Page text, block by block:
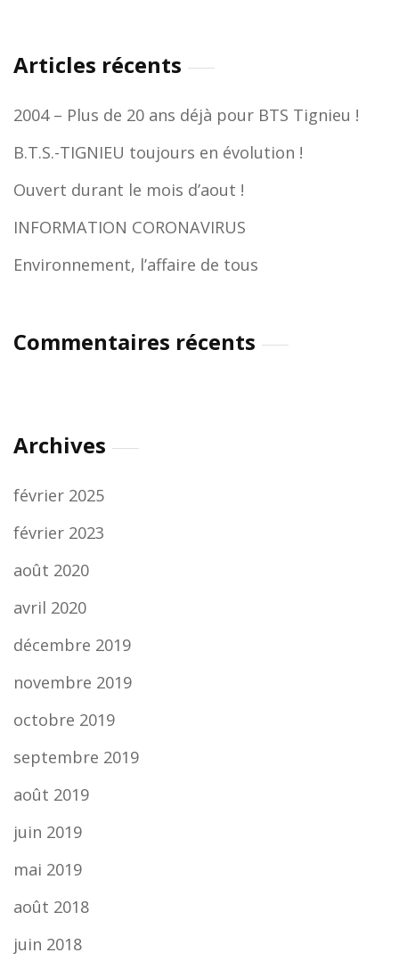
Articles récents
2004 – Plus de 20 ans déjà pour BTS Tignieu !
B.T.S.-TIGNIEU toujours en évolution !
Ouvert durant le mois d’aout !
INFORMATION CORONAVIRUS
Environnement, l’affaire de tous
Commentaires récents
Archives
février 2025
février 2023
août 2020
avril 2020
décembre 2019
novembre 2019
octobre 2019
septembre 2019
août 2019
juin 2019
mai 2019
août 2018
juin 2018